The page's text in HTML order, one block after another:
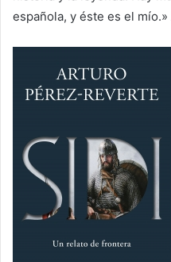
española, y éste es el